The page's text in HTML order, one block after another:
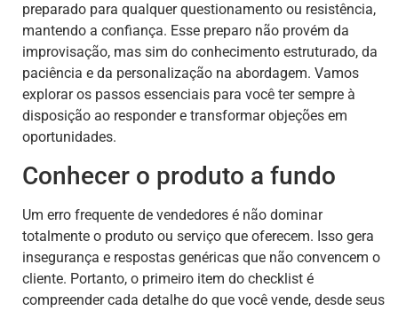
preparado para qualquer questionamento ou resistência,
mantendo a confiança. Esse preparo não provém da
improvisação, mas sim do conhecimento estruturado, da
paciência e da personalização na abordagem. Vamos
explorar os passos essenciais para você ter sempre à
disposição ao responder e transformar objeções em
oportunidades.
Conhecer o produto a fundo
Um erro frequente de vendedores é não dominar
totalmente o produto ou serviço que oferecem. Isso gera
insegurança e respostas genéricas que não convencem o
cliente. Portanto, o primeiro item do checklist é
compreender cada detalhe do que você vende, desde seus